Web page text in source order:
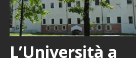
L’Università a